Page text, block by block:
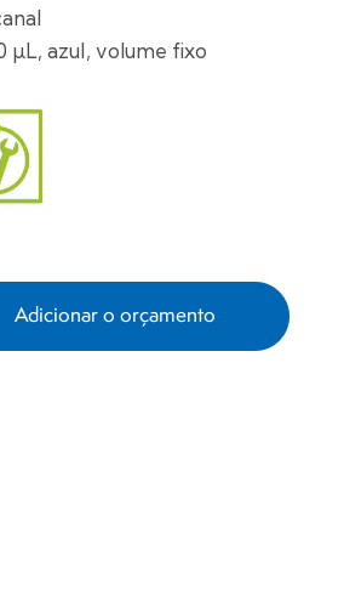
µL, azul, volume fixo
Adicionar o orçamento